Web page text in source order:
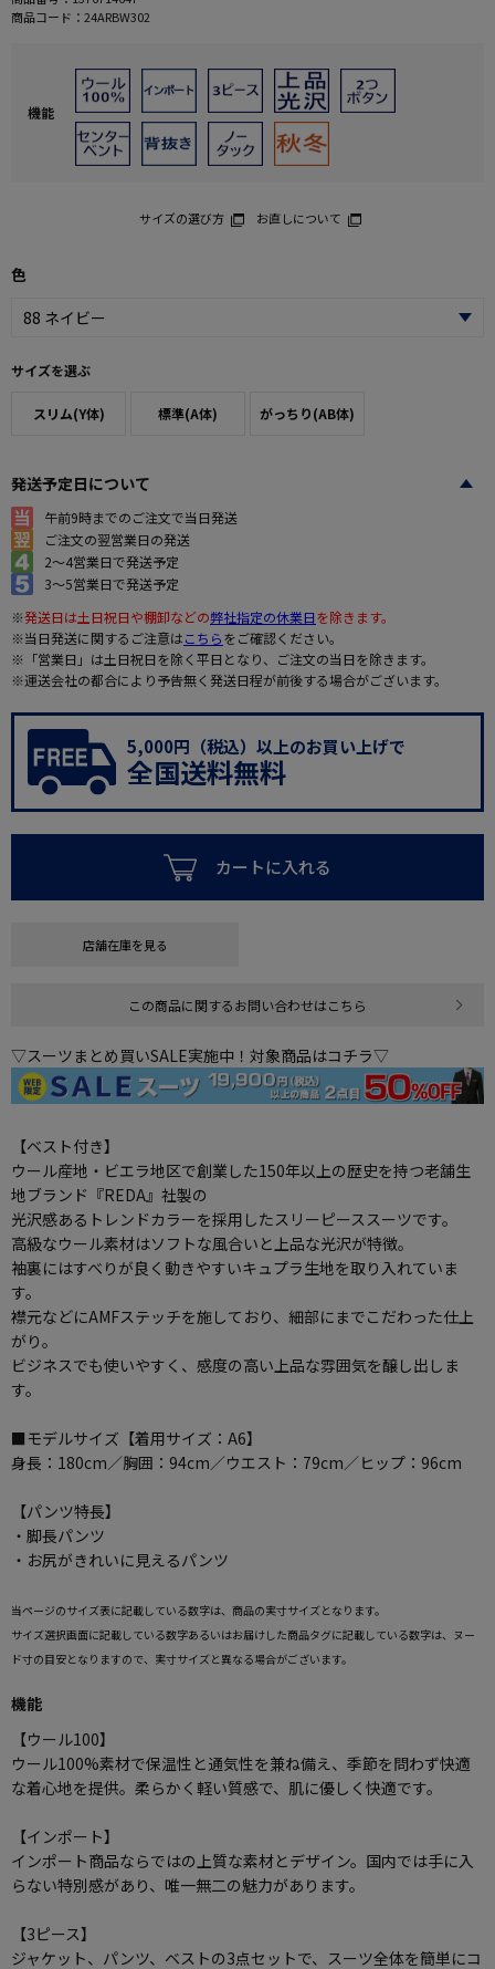
商品コード： 24ARBW302
機能
サイズの選び方 お直しについて
色
サイズを選ぶ
スリム(Y体) 標準(A体) がっちり(AB体)
発送予定日について
午前9時までのご注文で当日発送
ご注文の翌営業日の発送
2～4営業日で発送予定
3～5営業日で発送予定
※発送日は土日祝日や棚卸などの弊社指定の休業日を除きます。
※当日発送に関するご注意はこちらをご確認ください。
※「営業日」は土日祝日を除く平日となり、ご注文の当日を除きます。
※運送会社の都合により予告無く発送日程が前後する場合がございます。
5,000円（税込）以上のお買い上げで
全国送料無料
カートに入れる
店舗在庫を見る
この商品に関するお問い合わせはこちら
▽スーツまとめ買いSALE実施中！対象商品はコチラ▽
【ベスト付き】
ウール産地・ビエラ地区で創業した150年以上の歴史を持つ老舗生
地ブランド『REDA』社製の
光沢感あるトレンドカラーを採用したスリーピーススーツです。
高級なウール素材はソフトな風合いと上品な光沢が特徴。
袖裏にはすべりが良く動きやすいキュプラ生地を取り入れていま
す。
襟元などにAMFステッチを施しており、細部にまでこだわった仕上
がり。
ビジネスでも使いやすく、感度の高い上品な雰囲気を醸し出しま
す。
■モデルサイズ【着用サイズ：A6】
身長：180cm／胸囲：94cm／ウエスト：79cm／ヒップ：96cm
【パンツ特長】
・脚長パンツ
・お尻がきれいに見えるパンツ
当ページのサイズ表に記載している数字は、商品の実寸サイズとなります。
サイズ選択画面に記載している数字あるいはお届けした商品タグに記載している数字は、ヌー
ド寸の目安となりますので、実寸サイズと異なる場合がございます。
機能
【ウール100】
ウール100%素材で保温性と通気性を兼ね備え、季節を問わず快適
な着心地を提供。柔らかく軽い質感で、肌に優しく快適です。
【インポート】
インポート商品ならではの上質な素材とデザイン。国内では手に入
らない特別感があり、唯一無二の魅力があります。
【3ピース】
ジャケット、パンツ、ベストの3点セットで、スーツ全体を簡単にコ